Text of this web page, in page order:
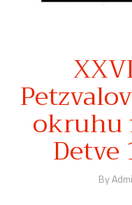
okruhu
Detve
By